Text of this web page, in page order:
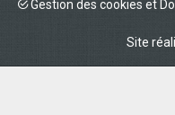
Gestion des cookies et
Site